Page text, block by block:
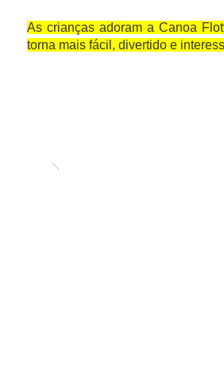
As crianças adoram a Canoa
torna mais fácil, divertido e